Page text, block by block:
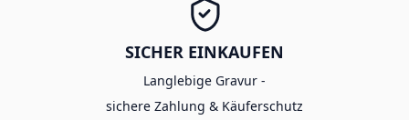
SICHER EINKAUFEN
Langlebige Gravur -
sichere Zahlung & Käuferschutz